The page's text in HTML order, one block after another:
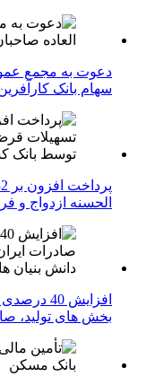
دعوت به مجمع
سهام بانک
الحسنه ازدواج و
افزایش
بخش های تولید،